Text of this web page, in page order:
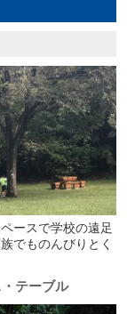
ースで学校の遠足
でものんびりとく
テーブル